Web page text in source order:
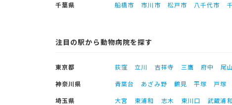
千葉県
船橋市 市川市 松戸市 八千代市
注目の駅から動物病院を探す
東京都 荻窪 立川 吉祥寺 三鷹 府中 尾
神奈川県
青葉台 あざみ野 鶴見 平塚 戸塚
埼玉県
大宮 東浦和 志木 東川口 武蔵浦